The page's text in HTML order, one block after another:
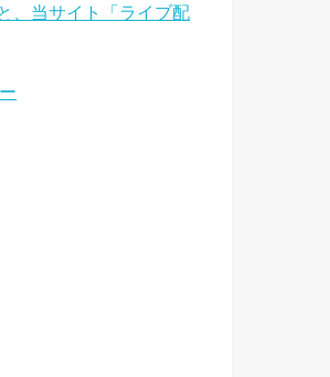
、当サイト「ライブ配